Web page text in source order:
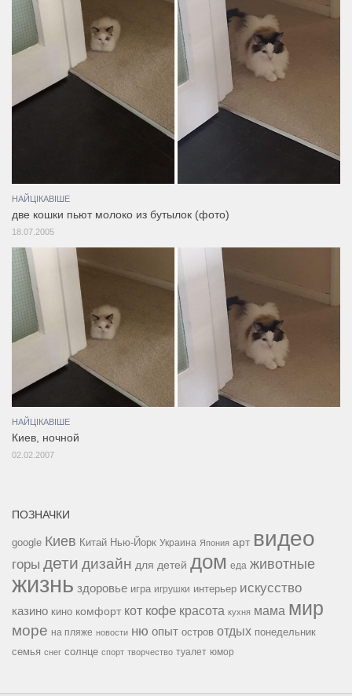
НАЙЦІКАВІШЕ
две кошки пьют молоко из бутылок (фото)
18.07.2005
НАЙЦІКАВІШЕ
Киев, ночной
02.02.2007
ПОЗНАЧКИ
google Киев Китай Нью-Йорк Украина Япония арт видео
горы дети дизайн для детей дом еда животные
жизнь здоровье игра игрушки интерьер искусство
казино кино комфорт кот кофе красота кухня мама мир
море на пляже новости ню опыт остров отдых понедельник
семья снег солнце спорт творчество туалет юмор